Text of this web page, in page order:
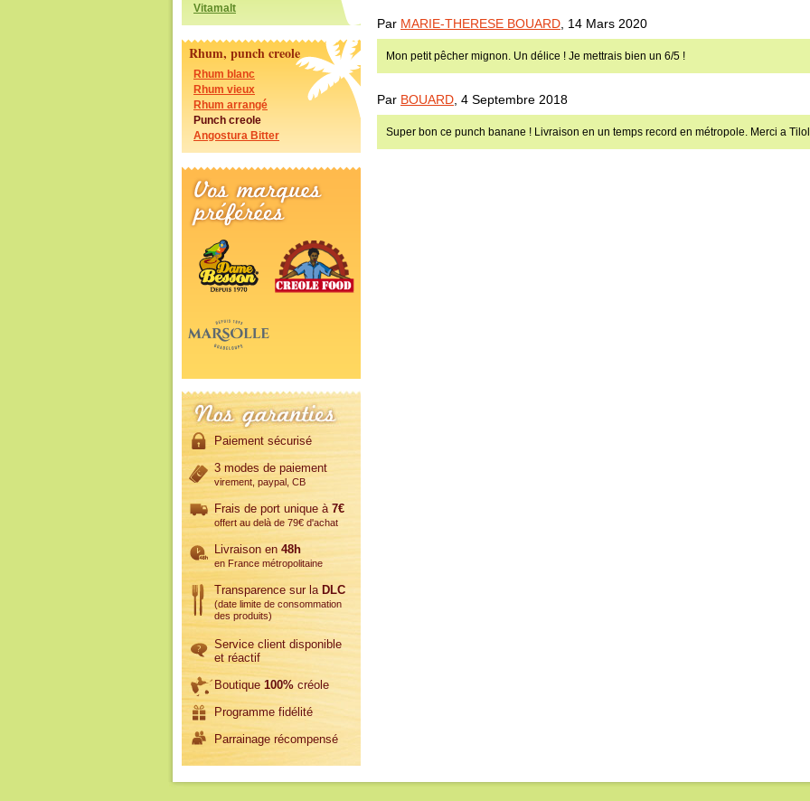
Vitamalt
Rhum, punch creole
Rhum blanc
Rhum vieux
Rhum arrangé
Punch creole
Angostura Bitter
Paiement sécurisé
3 modes de paiement
virement, paypal, CB
Frais de port unique à 7€
offert au delà de 79€ d'achat
Livraison en 48h
en France métropolitaine
Transparence sur la DLC
(date limite de consommation
des produits)
Service client disponible
et réactif
Boutique 100%créole
Programme fidélité
Parrainage récompensé
Par MARIE-THERESE BOUARD 14 Mars 2020
Mon petit pêcher mignon. Un délice ! Je mettrais bien un 6/5 !
Par BOUARD 4 Septembre 2018
Super bon ce punch banane ! Livraison en un temps record en métropole. Merci a